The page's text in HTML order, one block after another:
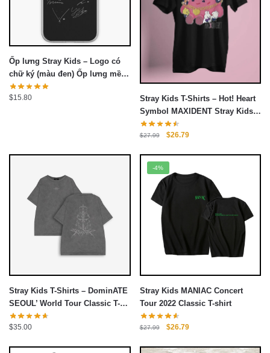
Ốp lưng Stray Kids – Logo có
chữ ký (màu đen) Ốp lưng mềm
cho iPhone
$15.80
Stray Kids T-Shirts – Hot! Heart
Symbol MAXIDENT Stray Kids
T-Shirt
$27.99
Giá
là:
$26.79Giá
tại
$26.79.
Stray Kids T-Shirts – DominATE
SEOUL’ World Tour Classic T-
shirt
$35.00
-4%
Stray Kids MANIAC Concert
Tour 2022 Classic T-shirt
$27.99
Giá
là:
$26.79Giá
tại